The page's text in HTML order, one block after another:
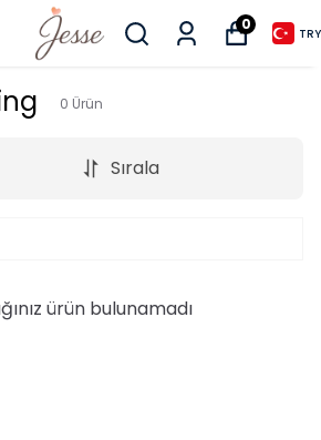
0
TRY
0 Ürün
Sırala
ürün bulunamadı